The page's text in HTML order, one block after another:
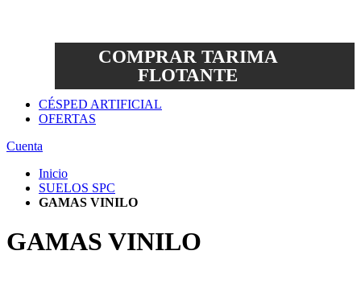
COMPRAR TARIMA
FLOTANTE
CÉSPED ARTIFICIAL
OFERTAS
Cuenta
Inicio
SUELOS SPC
GAMAS VINILO
GAMAS VINILO